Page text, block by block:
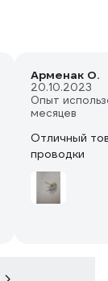
Арменак О.
20.10.2023
Опыт
месяцев
Отличный
проводки